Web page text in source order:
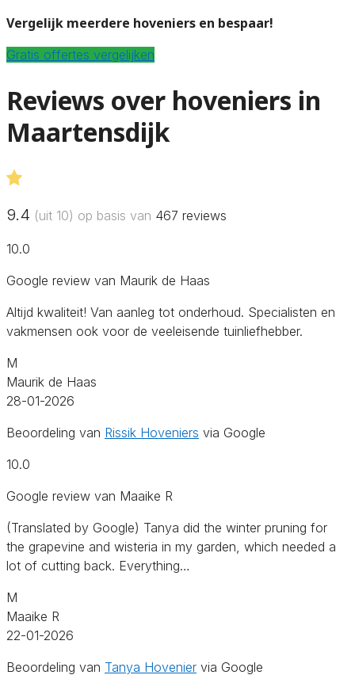
Vergelijk meerdere hoveniers en bespaar!
Gratis offertes vergelijken
Reviews over hoveniers in
Maartensdijk
9.4 (uit 10) op basis van 467 reviews
10.0
Google review van Maurik de Haas
Altijd kwaliteit! Van aanleg tot onderhoud. Specialisten en
vakmensen ook voor de veeleisende tuinliefhebber.
M
Maurik de Haas
28-01-2026
Beoordeling van Rissik Hoveniers via Google
10.0
Google review van Maaike R
(Translated by Google) Tanya did the winter pruning for
the grapevine and wisteria in my garden, which needed a
lot of cutting back. Everything…
M
Maaike R
22-01-2026
Beoordeling van Tanya Hovenier via Google